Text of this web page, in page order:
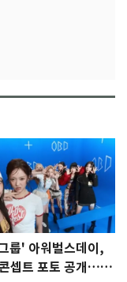
룹' 아워벌스데이,
셉트 포토 공개…청